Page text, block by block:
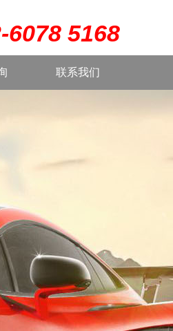
6078 5168
联系我们